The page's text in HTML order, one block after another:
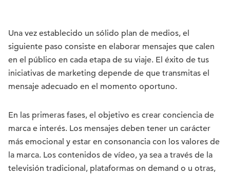
Una vez establecido un sólido plan de medios, el
siguiente paso consiste en elaborar mensajes que calen
en el público en cada etapa de su viaje. El éxito de tus
iniciativas de marketing depende de que transmitas el
mensaje adecuado en el momento oportuno.
En las primeras fases, el objetivo es crear conciencia de
marca e interés. Los mensajes deben tener un carácter
más emocional y estar en consonancia con los valores de
la marca. Los contenidos de vídeo, ya sea a través de la
televisión tradicional, plataformas on demand o u otras,